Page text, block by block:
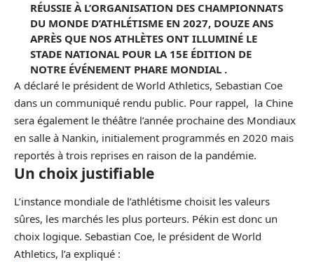
RÉUSSIE À L’ORGANISATION DES CHAMPIONNATS
DU MONDE D’ATHLÉTISME EN 2027, DOUZE ANS
APRÈS QUE NOS ATHLÈTES ONT ILLUMINÉ LE
STADE NATIONAL POUR LA 15E ÉDITION DE
NOTRE ÉVÉNEMENT PHARE MONDIAL .
A déclaré le président de World Athletics, Sebastian Coe
dans un communiqué rendu public. Pour rappel, la Chine
sera également le théâtre l’année prochaine des Mondiaux
en salle à Nankin, initialement programmés en 2020 mais
reportés à trois reprises en raison de la pandémie.
Un choix justifiable
L’instance mondiale de l’athlétisme choisit les valeurs
sûres, les marchés les plus porteurs. Pékin est donc un
choix logique. Sebastian Coe, le président de World
Athletics, l’a expliqué :